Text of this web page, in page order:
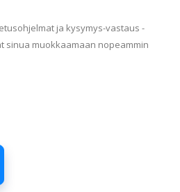
ja kysymys-vastaus -
sinua muokkaamaan nopeammin